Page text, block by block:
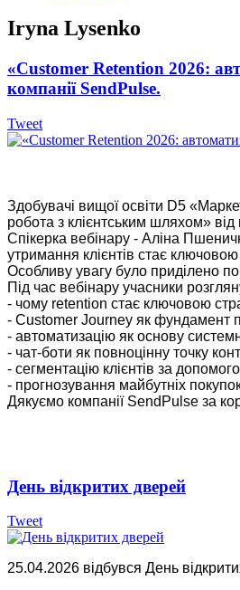
Iryna Lysenko
«Customer Retention 2026:
компанії SendPulse.
Tweet
Здобувачі вищої освіти D5
робота з клієнтським шляхом»
Спікерка вебінару - Аліна
утримання клієнтів стає
Особливу увагу було приділено
Під час вебінару учасники
- чому retention стає ключовою
- Customer Journey як фундамент
- автоматизацію як основу
- чат-боти як повноцінну точку
- сегментацію клієнтів за
- прогнозування майбутніх
Дякуємо компанії SendPulse за
День відкритих дверей
Tweet
25.04.2026 відбувся День